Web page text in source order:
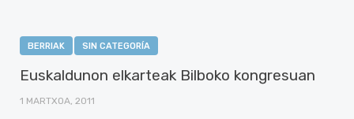
BERRIAK SIN CATEGORÍA
Euskaldunon elkarteak Bilboko kongresuan
1 MARTXOA, 2011